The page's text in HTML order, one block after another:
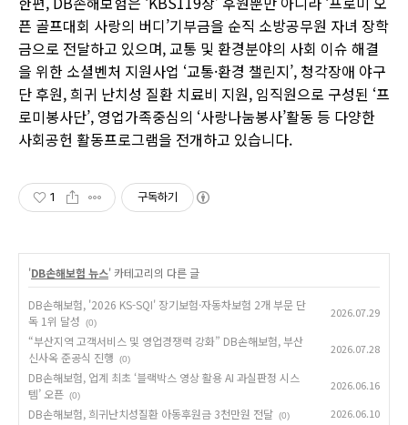
픈 골프대회 사랑의 버디’기부금을 순직 소방공무원 자녀 장학
금으로 전달하고 있으며, 교통 및 환경분야의 사회 이슈 해결
을 위한 소셜벤처 지원사업 ‘교통·환경 챌린지’, 청각장애 야구
단 후원, 희귀 난치성 질환 치료비 지원, 임직원으로 구성된 ‘프
로미봉사단’, 영업가족중심의 ‘사랑나눔봉사’활동 등 다양한
사회공헌 활동프로그램을 전개하고 있습니다.
1 구독하기
'DB손해보험 뉴스' 카테고리의 다른 글
DB손해보험, '2026 KS-SQI' 장기보험·자동차보험 2개 부문 단
독 1위 달성
(0)
2026.07.29
“부산지역 고객서비스 및 영업경쟁력 강화” DB손해보험, 부산
신사옥 준공식 진행
(0)
2026.07.28
DB손해보험, 업계 최초 ‘블랙박스 영상 활용 AI 과실판정 시스
템’ 오픈 (0)
2026.06.16
DB손해보험, 희귀난치성질환 아동후원금 3천만원 전달 (0) 2026.06.10